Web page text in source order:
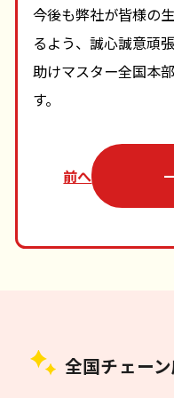
今後も弊社が皆様の
るよう、誠心誠意頑
助けマスター全国本
す。
前へ
全国チェー